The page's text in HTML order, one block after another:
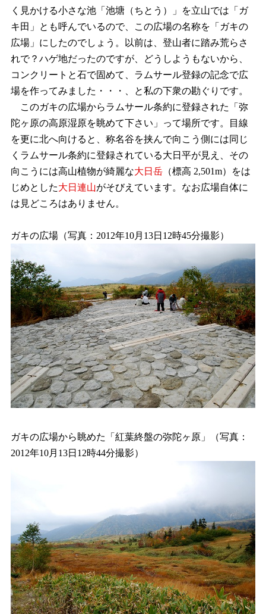
く見かける小さな池「池塘（ちとう）」を立山では「ガ
キ田」とも呼んでいるので、この広場の名称を「ガキの
広場」にしたのでしょう。以前は、登山者に踏み荒らさ
れで？ハゲ地だったのですが、どうしようもないから、
コンクリートと石で固めて、ラムサール登録の記念で広
場を作ってみました・・・、と私の下衆の勘ぐりです。
このガキの広場からラムサール条約に登録された「弥
陀ヶ原の高原湿原を眺めて下さい」って場所です。目線
を更に北へ向けると、称名谷を挟んで向こう側には同じ
くラムサール条約に登録されている大日平が見え、その
向こうには高山植物が綺麗な大日岳 （標高 2,501m）をは
じめとした大日連山がそびえています。なお広場自体に
は見どころはありません。
ガキの広場（写真：2012年10月13日12時45分撮影）
ガキの広場から眺めた「紅葉終盤の弥陀ヶ原」（写真：
2012年10月13日12時44分撮影）